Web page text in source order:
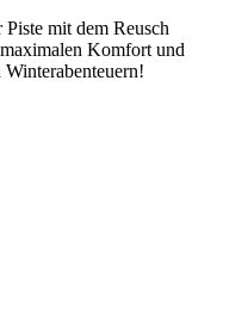
mit dem Reusch
Komfort und